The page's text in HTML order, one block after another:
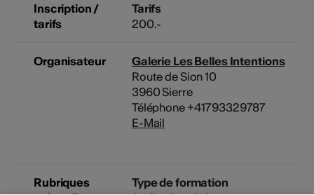
Inscription /
tarifs
Tarifs
200.-
Organisateur
Galerie Les Belles Intentions
Route de Sion 10
3960 Sierre
Téléphone +41793329787
E-Mail
Rubriques
Type de formation